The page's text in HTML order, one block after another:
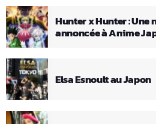
Hunter x Hunter : Une
annoncée à Anime
Elsa Esnoult au Japon